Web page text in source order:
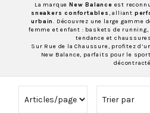
La marqueNew Balance est
sneakers confortables, alliant
urbain. Découvrez une large gamme
femme et enfant : baskets de
tendance et
Sur Rue de la Chaussure, profitez
New Balance, parfaits pour le